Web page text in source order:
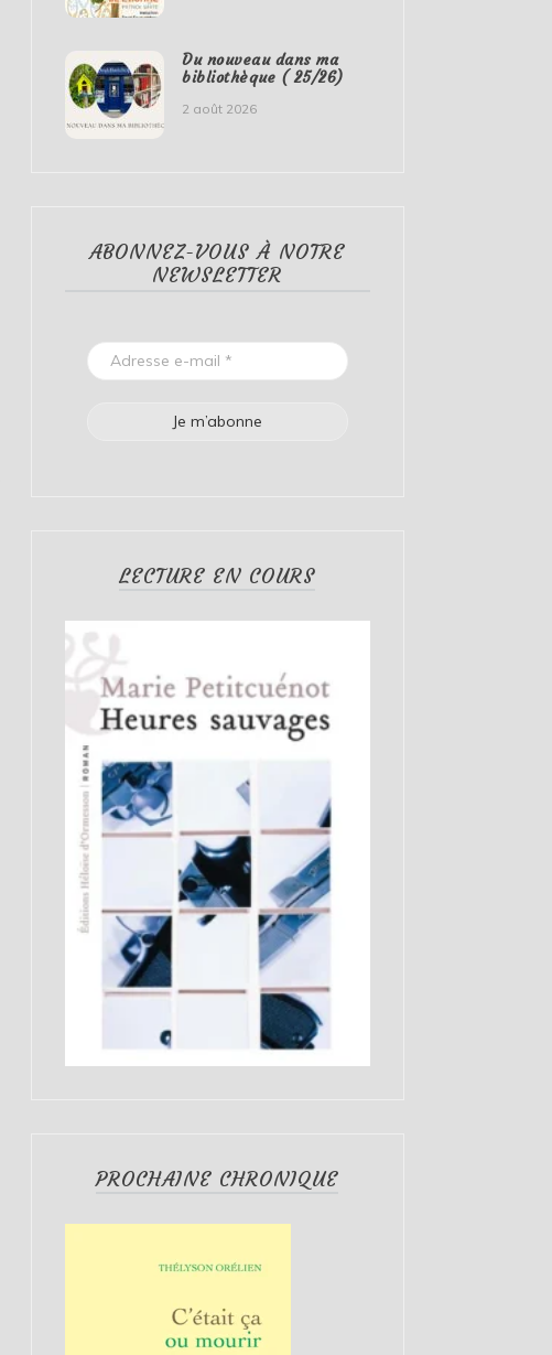
Du nouveau dans ma
bibliothèque ( 25/26)
2 août 2026
ABONNEZ-VOUS À NOTRE
NEWSLETTER
LECTURE EN COURS
PROCHAINE CHRONIQUE